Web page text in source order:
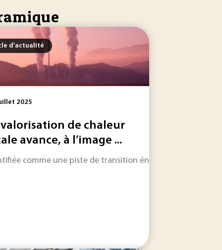
au Réseau National des Ecoles Doctorales -
prototypage rapide. Elle s’inscrit désormais dans des
d'actualité
2025
valorisation de chaleur
avance, à l’image ...
comme une piste de transition énergétique depuis